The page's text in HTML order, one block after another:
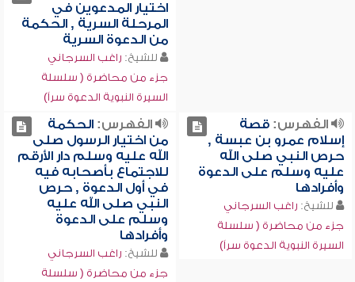
اختيار المدعوين في
المرحلة السرية , الحكمة
من الدعوة السرية
للشيخ: راغب السرجاني
جزء من محاضرة ( سلسلة
السيرة النبوية الدعوة سراً)
الفهرس:قصة
إسلام عمرو بن عبسة ,
حرص النبي صلى الله
عليه وسلم على الدعوة
وأفرادها
للشيخ: راغب السرجاني
جزء من محاضرة ( سلسلة
السيرة النبوية الدعوة سراً)
الفهرس:الحكمة
من اختيار الرسول صلى
الله عليه وسلم دار الأرقم
للاجتماع بأصحابه فيه
في أول الدعوة , حرص
النبي صلى الله عليه
وسلم على الدعوة
وأفرادها
للشيخ: راغب السرجاني
جزء من محاضرة ( سلسلة